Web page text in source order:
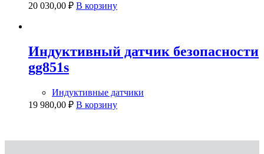
20 030,00 ₽ В корзину
Индуктивный датчик безопасности
gg851s
Индуктивные датчики
19 980,00 ₽ В корзину